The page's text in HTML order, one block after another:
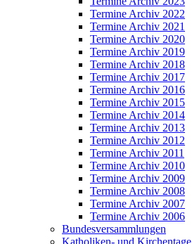
Termine Archiv 2022
Termine Archiv 2021
Termine Archiv 2020
Termine Archiv 2019
Termine Archiv 2018
Termine Archiv 2017
Termine Archiv 2016
Termine Archiv 2015
Termine Archiv 2014
Termine Archiv 2013
Termine Archiv 2012
Termine Archiv 2011
Termine Archiv 2010
Termine Archiv 2009
Termine Archiv 2008
Termine Archiv 2007
Termine Archiv 2006
Bundesversammlungen
Katholiken- und Kirchentage